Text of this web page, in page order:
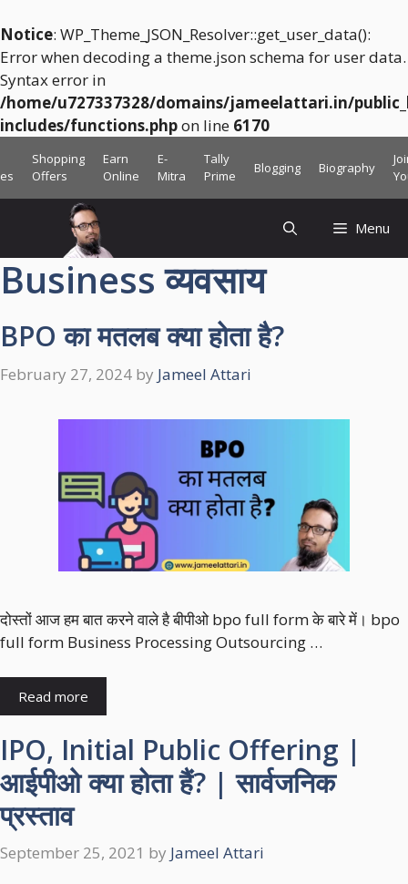
Notice: WP_Theme_JSON_Resolver::get_user_data():
Error when decoding a theme.json schema for user data.
Syntax error in
/home/u727337328/domains/jameelattari.in/
includes/functions.phpon line 6170
to
Shopping
Offers
Earn
Online
E-
Mitra
Tally
Prime
Blogging Biography
Menu
Business व्यवसाय
BPO का मतलब क्या होता है?
February 27, 2024 by Jameel Attari
दोस्तों आज हम बात करने वाले है बीपीओ bpo full form के बारे में। bpo
full form Business Processing Outsourcing …
Read more
IPO, Initial Public Offering |
आईपीओ क्या होता हैं? | सार्वजनिक
प्रस्ताव
September 25, 2021 by Jameel Attari